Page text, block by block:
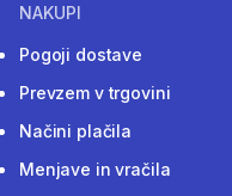
NAKUPI
Pogoji dostave
Prevzem v trgovini
Načini plačila
Menjave in vračila